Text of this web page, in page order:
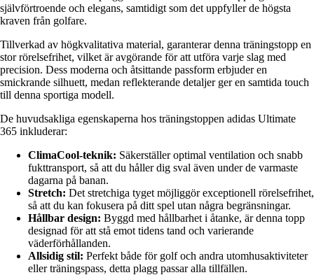
självförtroende och elegans, samtidigt som det uppfyller de högsta
kraven från golfare.
Tillverkad av högkvalitativa material, garanterar denna träningstopp en
stor rörelsefrihet, vilket är avgörande för att utföra varje slag med
precision. Dess moderna och åtsittande passform erbjuder en
smickrande silhuett, medan reflekterande detaljer ger en samtida touch
till denna sportiga modell.
De huvudsakliga egenskaperna hos träningstoppen adidas Ultimate
365 inkluderar:
ClimaCool-teknik: Säkerställer optimal ventilation och snabb
fukttransport, så att du håller dig sval även under de varmaste
dagarna på banan.
Stretch: Det stretchiga tyget möjliggör exceptionell rörelsefrihet,
så att du kan fokusera på ditt spel utan några begränsningar.
Hållbar design: Byggd med hållbarhet i åtanke, är denna topp
designad för att stå emot tidens tand och varierande
väderförhållanden.
Allsidig stil: Perfekt både för golf och andra utomhusaktiviteter
eller träningspass, detta plagg passar alla tillfällen.